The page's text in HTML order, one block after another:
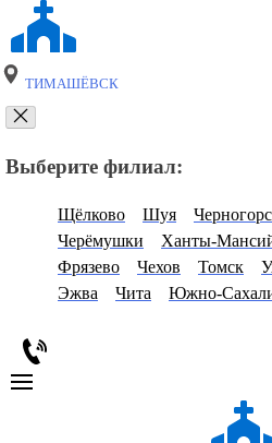
ТИМАШЁВСК
Выберите филиал:
Щёлково Шуя
Черёмушки
Ханты-
Фрязево
Чехов Томск
Эжва
Чита Южно-